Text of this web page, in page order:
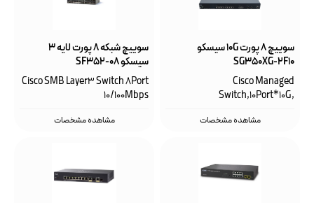
سوییچ ۸ پورت 10G سیسکو
SG350XG-2F10
Cisco Managed
Switch,10Port*10G,
مشاهده مشخصات
سوییچ شبکه ۸ پورت لایه ۳
سیسکو SF352-08
Cisco SMB Layer3 Switch 8Port
10/100Mbps
مشاهده مشخصات